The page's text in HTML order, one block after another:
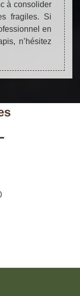
à consolider
fragiles. Si
en
n’hésitez